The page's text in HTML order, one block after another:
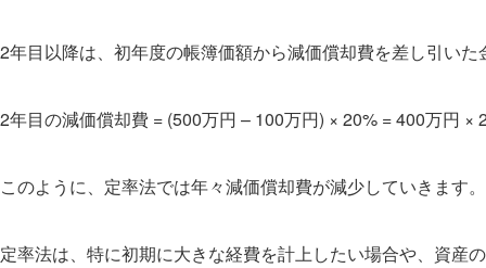
2年目以降は、初年度の帳簿価額から減価償却費を差し引い
2年目の減価償却費 = (500万円 – 100万円) × 20% = 400万円 ×
このように、定率法では年々減価償却費が減少していきます
定率法は、特に初期に大きな経費を計上したい場合や、資産